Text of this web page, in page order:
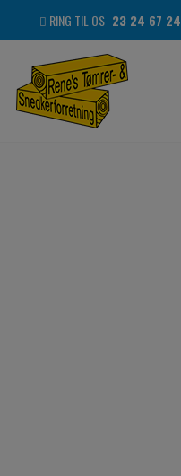
RING TIL OS 23 24 67 24